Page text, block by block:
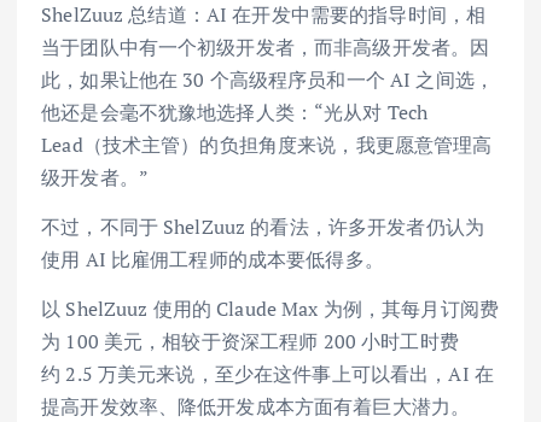
ShelZuuz 总结道：AI 在开发中需要的指导时间，相
当于团队中有一个初级开发者，而非高级开发者。因
此，如果让他在 30 个高级程序员和一个 AI 之间选，
他还是会毫不犹豫地选择人类：“光从对 Tech
Lead（技术主管）的负担角度来说，我更愿意管理高
级开发者。”
不过，不同于 ShelZuuz 的看法，许多开发者仍认为
使用 AI 比雇佣工程师的成本要低得多。
以 ShelZuuz 使用的 Claude Max 为例，其每月订阅费
为 100 美元，相较于资深工程师 200 小时工时费
约 2.5 万美元来说，至少在这件事上可以看出，AI 在
提高开发效率、降低开发成本方面有着巨大潜力。